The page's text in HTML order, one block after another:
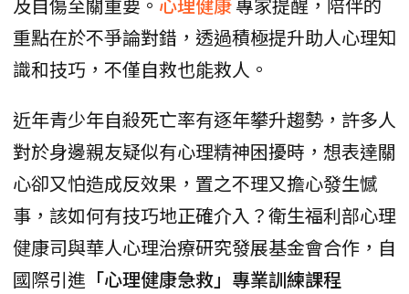
重點在於不爭論對錯，透過積極提升助人心理知
識和技巧，不僅自救也能救人。
近年青少年自殺死亡率有逐年攀升趨勢，許多人
對於身邊親友疑似有心理精神困擾時，想表達關
心卻又怕造成反效果，置之不理又擔心發生憾
事，該如何有技巧地正確介入？衛生福利部心理
健康司與華人心理治療研究發展基金會合作，自
國際引進 「心理健康急救」專業訓練課程